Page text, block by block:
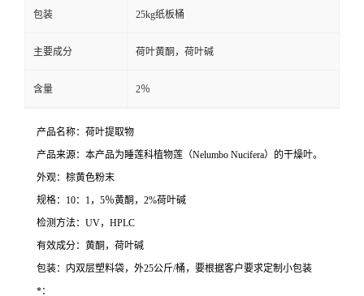
包装 25kg纸板桶
主要成分 荷叶黄酮，荷叶碱
含量 2％
产品名称：荷叶提取物
产品来源：本产品为睡莲科植物莲（Nelumbo Nucifera）的干燥叶。
外观：棕黄色粉末
规格：10：1，5％黄酮，2%荷叶碱
检测方法：UV，HPLC
有效成分：黄酮，荷叶碱
包装：内双层塑料袋，外25公斤/桶，要根据客户要求定制小包装
*：